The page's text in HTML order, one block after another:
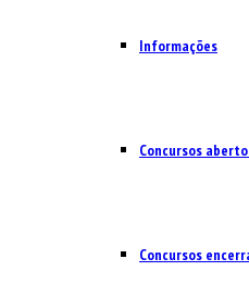
Informações
Concursos
Concursos